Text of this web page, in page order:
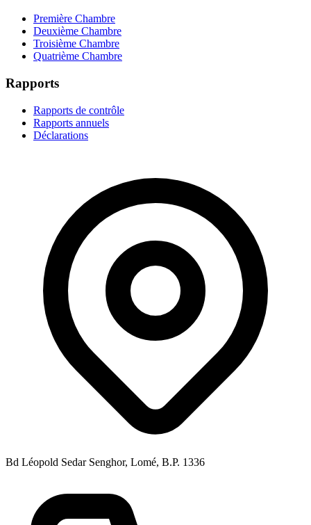
Première Chambre
Deuxième Chambre
Troisième Chambre
Quatrième Chambre
Rapports
Rapports de contrôle
Rapports annuels
Déclarations
Bd Léopold Sedar Senghor, Lomé, B.P. 1336